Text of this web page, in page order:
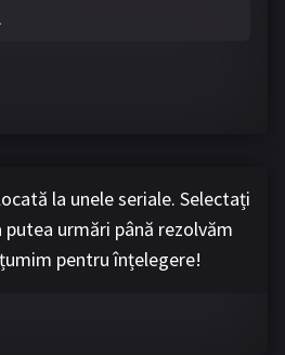
la unele seriale. Selectați
urmări până rezolvăm
pentru înțelegere!